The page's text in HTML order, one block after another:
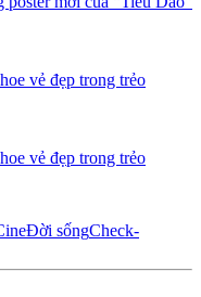
vẻ đẹp trong trẻo
vẻ đẹp trong trẻo
Đời sốngCheck-